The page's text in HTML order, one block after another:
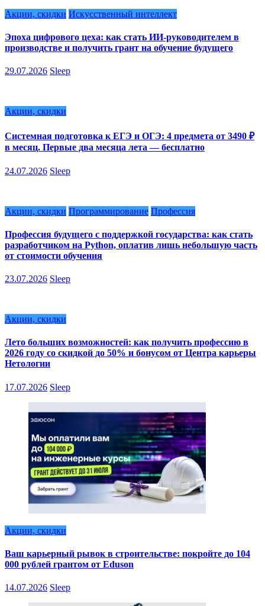
Акции, скидки Искусственный интеллект
Эпоха цифрового цеха: как стать ИИ-руководителем в
производстве и получить грант на обучение будущего
29.07.2026 Sleep
Акции, скидки
Системная подготовка к ЕГЭ и ОГЭ: 4 предмета от 3490 ₽
в месяц. Первые два месяца лета — бесплатно
24.07.2026 Sleep
Акции, скидки Программирование Профессия
Профессия будущего с поддержкой государства: как стать
разработчиком на Python, оплатив лишь небольшую часть
от стоимости обучения
23.07.2026 Sleep
Акции, скидки
Лето больших возможностей: как получить профессию в
2026 году со скидкой до 50% и бонусом от Центра карьеры
Нетологии
17.07.2026 Sleep
Акции, скидки
Ваш карьерный рывок в строительстве: покройте до 104
000 рублей грантом от Eduson
14.07.2026 Sleep